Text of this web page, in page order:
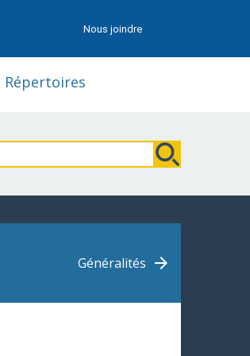
Nous joindre
Répertoires
Généralités